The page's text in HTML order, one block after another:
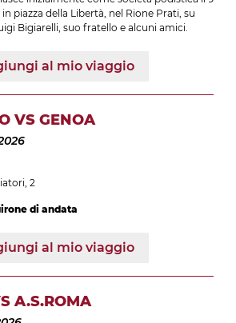
piazza della Libertà, nel Rione Prati, su
Bigiarelli, suo fratello e alcuni amici.
al mio viaggio
VS GENOA
2
di andata
al mio viaggio
A.S.ROMA